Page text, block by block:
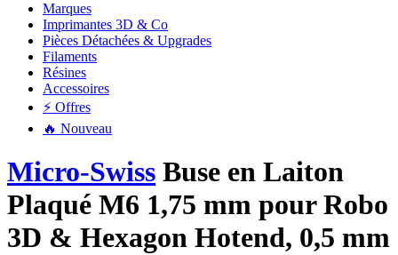
Marques
Imprimantes 3D & Co
Pièces Détachées & Upgrades
Filaments
Résines
Accessoires
⚡ Offres
🔥 Nouveau
Micro-Swiss Buse en Laiton
Plaqué M6 1,75 mm pour Robo
3D & Hexagon Hotend, 0,5 mm